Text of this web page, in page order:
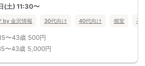
(土) 11:30〜
by 金沢情報 30代向け 40代向け 個室 石
〜43歳 500円
〜43歳 5,000円